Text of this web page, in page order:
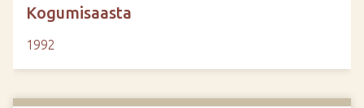
Kogumisaasta
1992